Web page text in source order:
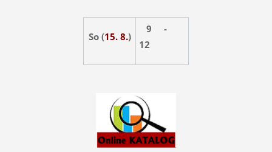
So (15. 8.)
9 -
12